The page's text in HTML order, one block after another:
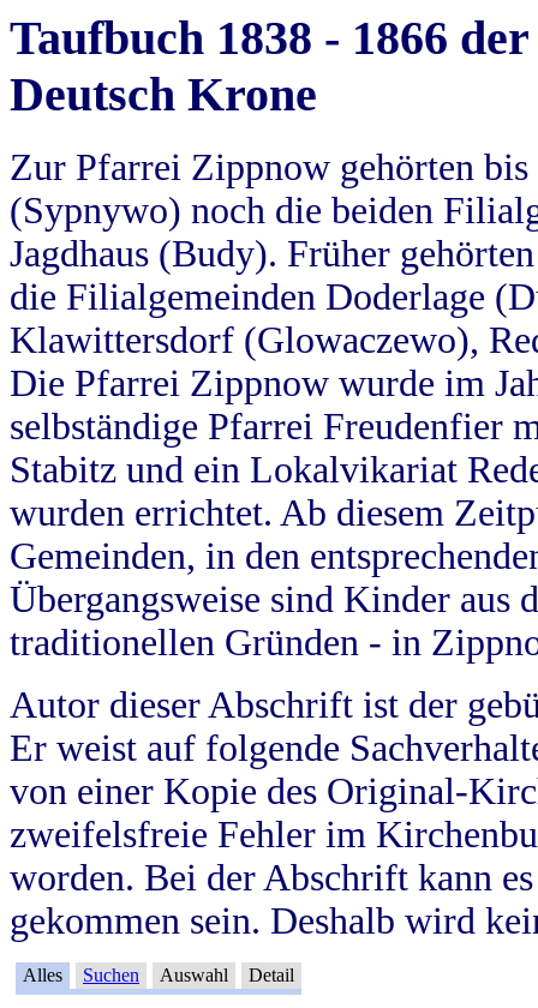
Taufbuch 1838 - 1866
Deutsch Krone
Zur Pfarrei Zippnow gehörten
(Sypnywo) noch die beiden
Jagdhaus (Budy). Früher
die Filialgemeinden Doderlage
Klawittersdorf (Glowaczewo),
Die Pfarrei Zippnow wurde im
selbständige Pfarrei Freudenfier
Stabitz und ein Lokalvikariat
wurden errichtet. Ab diesem
Gemeinden, in den
Übergangsweise sind Kinder aus
traditionellen Gründen - in
Autor dieser Abschrift ist der
Er weist auf folgende
von einer Kopie des Original-
zweifelsfreie Fehler im
worden. Bei der Abschrift kann
gekommen sein. Deshalb wird
Alles Suchen Auswahl Detail